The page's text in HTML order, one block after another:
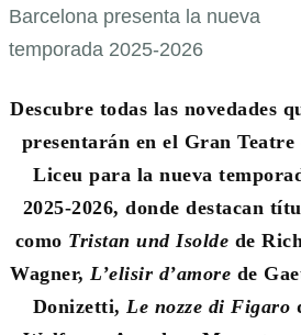
Descubre todas las novedades
presentarán en el Gran Teatre
Liceu para la nueva
2025-2026, donde destacan
como Tristan und Isolde de
Wagner, L’elisir d’amore de
Donizetti, Le nozze di Figaro